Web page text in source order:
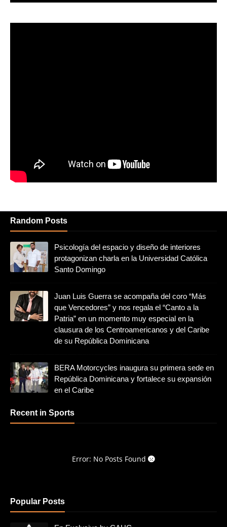
Random Posts
Psicología del espacio y diseño de interiores
protagonizan charla en la Universidad Católica
Santo Domingo
Juan Luis Guerra se acompaña del coro “Más
que Vencedores” y nos regala el “Canto a la
Patria” en un momento muy especial en la
clausura de los Centroamericanos y del Caribe
de su República Dominicana
BERA Motorcycles inaugura su primera sede en
República Dominicana y fortalece su expansión
en el Caribe
Recent in Sports
Error: No Posts Found
Popular Posts